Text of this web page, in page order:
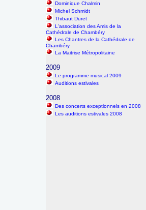
Dominique Chalmin
Michel Schmidt
Thibaut Duret
L'association des Amis de la
Cathédrale de Chambéry
Les Chantres de la Cathédrale de
Chambéry
La Maitrise Métropolitaine
2009
Le programme musical 2009
Auditions estivales
2008
Des concerts exceptionnels en 2008
Les auditions estivales 2008